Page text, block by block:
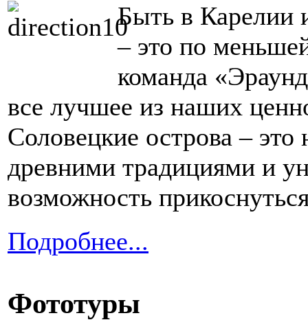
Быть в Карелии
– это по
команда
все лучшее из наших
Соловецкие острова – это
древними традициями и
возможность
Подробнее...
Фототуры